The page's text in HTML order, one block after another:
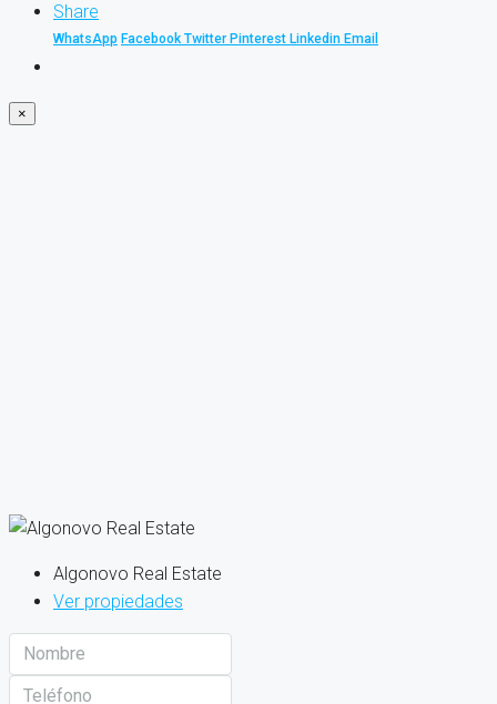
Share
WhatsApp Facebook Twitter Pinterest Linkedin Email
×
Algonovo Real Estate
Ver propiedades